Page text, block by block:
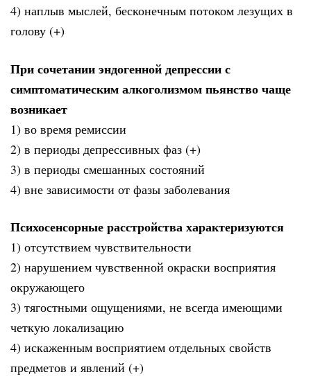
4) наплыв мыслей, бесконечным потоком лезущих в
голову (+)
При сочетании эндогенной депрессии с
симптоматическим алкоголизмом пьянство чаще
возникает
1) во время ремиссии
2) в периоды депрессивных фаз (+)
3) в периоды смешанных состояний
4) вне зависимости от фазы заболевания
Психосенсорные расстройства характеризуются
1) отсутствием чувствительности
2) нарушением чувственной окраски восприятия
окружающего
3) тягостными ощущениями, не всегда имеющими
четкую локализацию
4) искаженным восприятием отдельных свойств
предметов и явлений (+)